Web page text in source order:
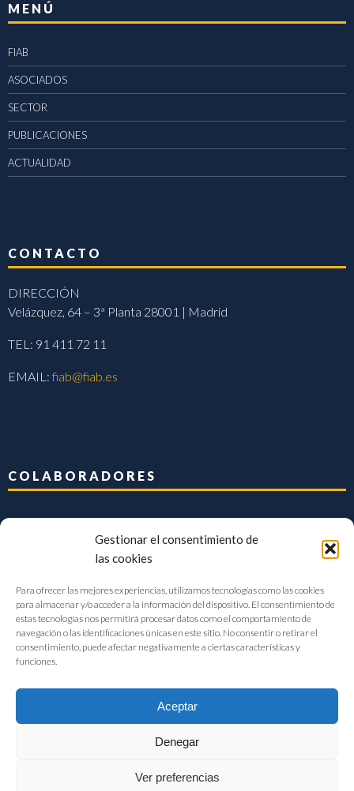
Gestionar el consentimiento de
las cookies
Para ofrecer las mejores experiencias, utilizamos tecnologías como las cookies
para almacenar y/o acceder a la información del dispositivo. El consentimiento de
estas tecnologías nos permitirá procesar datos como el comportamiento de
navegación o las identificaciones únicas en este sitio. No consentir o retirar el
consentimiento, puede afectar negativamente a ciertas características y
funciones.
Aceptar
Denegar
Ver preferencias
MENÚ
FIAB
ASOCIADOS
SECTOR
PUBLICACIONES
ACTUALIDAD
CONTACTO
DIRECCIÓN
Velázquez, 64 – 3ª Planta 28001 | Madrid
TEL: 91 411 72 11
EMAIL:fiab@fiab.es
COLABORADORES
FIAB Federación Española de Industrias de la Alimentación y Bebidas